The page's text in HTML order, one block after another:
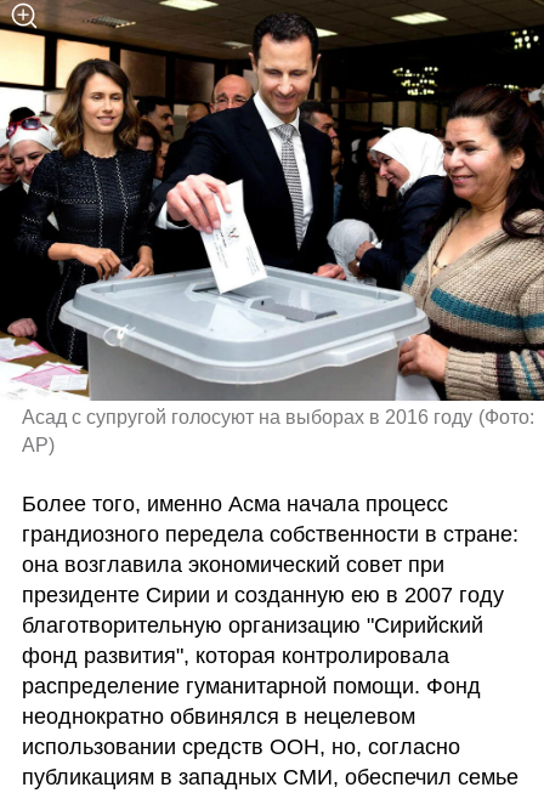
Асад с супругой голосуют на выборах в 2016 году (Фото:
AP)
Более того, именно Асма начала процесс
грандиозного передела собственности в стране:
она возглавила экономический совет при
президенте Сирии и созданную ею в 2007 году
благотворительную организацию "Сирийский
фонд развития", которая контролировала
распределение гуманитарной помощи. Фонд
неоднократно обвинялся в нецелевом
использовании средств ООН, но, согласно
публикациям в западных СМИ, обеспечил семье